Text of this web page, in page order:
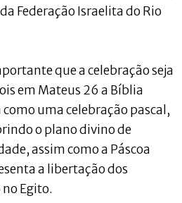
Federação Israelita do Rio
que a celebração seja
em Mateus 26 a Bíblia
uma celebração pascal,
o plano divino de
assim como a Páscoa
a libertação dos
Egito.